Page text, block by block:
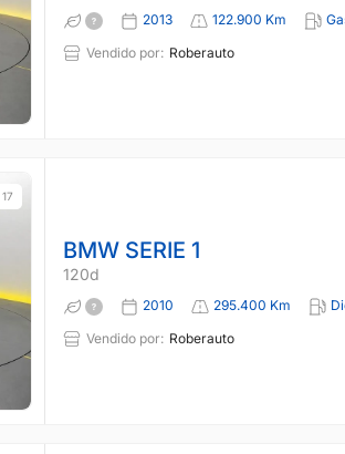
2013 122.900 Km
Vendido por: Roberauto
17
BMW SERIE 1
120d
2010 295.400 Km
Vendido por: Roberauto